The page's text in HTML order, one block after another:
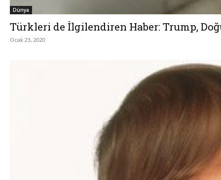
Dünya
Türkleri de İlgilendiren Haber: Trump,
Ocak 23, 2020